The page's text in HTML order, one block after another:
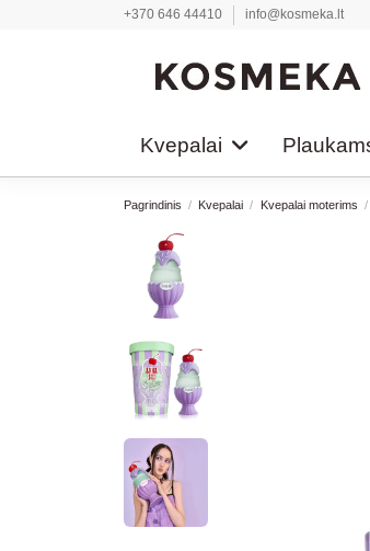
+370 646 44410 info@kosmeka.lt
Kvepalai
Pagrindinis Kvepalai Kvepalai moterims